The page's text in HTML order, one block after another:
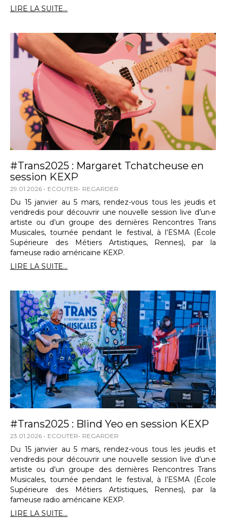
LIRE LA SUITE...
#Trans2025 : Margaret Tchatcheuse en
session KEXP
29.01.2026 ECOUTER REGARDER
Du 15 janvier au 5 mars, rendez-vous tous les jeudis et
vendredis pour découvrir une nouvelle session live d’un·e
artiste ou d’un groupe des dernières Rencontres Trans
Musicales, tournée pendant le festival, à l’ESMA (École
Supérieure des Métiers Artistiques, Rennes), par la
fameuse radio américaine KEXP.
LIRE LA SUITE...
#Trans2025 : Blind Yeo en session KEXP
23.01.2026 ECOUTER REGARDER
Du 15 janvier au 5 mars, rendez-vous tous les jeudis et
vendredis pour découvrir une nouvelle session live d’un·e
artiste ou d’un groupe des dernières Rencontres Trans
Musicales, tournée pendant le festival, à l’ESMA (École
Supérieure des Métiers Artistiques, Rennes), par la
fameuse radio américaine KEXP.
LIRE LA SUITE...